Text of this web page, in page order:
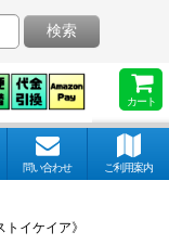
カート
検索
問い合わせ ご利用案内
イケイア》